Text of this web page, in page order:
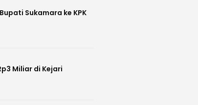
Sukamara ke KPK
Miliar di Kejari